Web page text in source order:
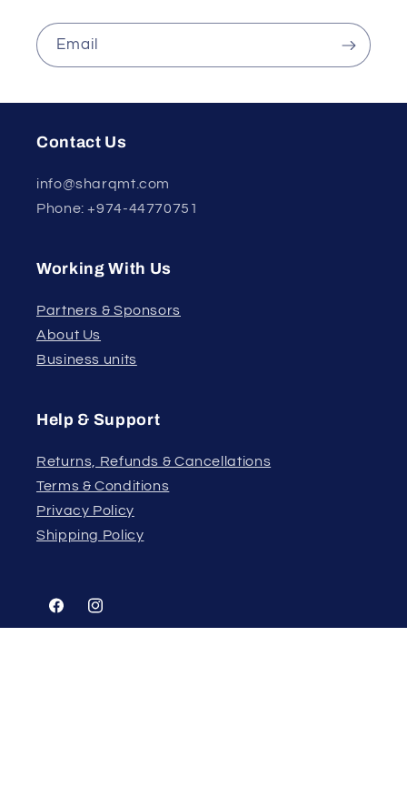
Email
Contact Us
info@sharqmt.com
Phone: +974-44770751
Working With Us
Partners & Sponsors
About Us
Business units
Help & Support
Returns, Refunds & Cancellations
Terms & Conditions
Privacy Policy
Shipping Policy
FacebookInstagram